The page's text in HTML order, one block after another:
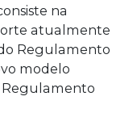
na
atualmente
Regulamento
modelo
Regulamento